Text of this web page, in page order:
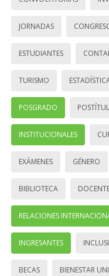
JORNADAS
ESTUDIANTES
TURISMO
POSGRADO
INSTITUCIONALES
EXÁMENES GÉNERO
BIBLIOTECA
RELACIONES
INGRESANTES
BECAS BIENESTAR